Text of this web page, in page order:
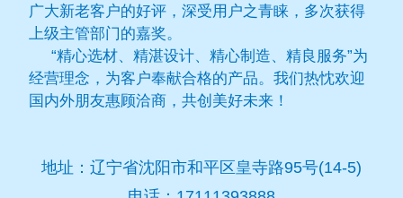
广大新老客户的好评，深受用户之青睐，多次获得
上级主管部门的嘉奖。
“精心选材、精湛设计、精心制造、精良服务”为
经营理念，为客户奉献合格的产品。我们热忱欢迎
国内外朋友惠顾洽商，共创美好未来！
地址：辽宁省沈阳市和平区皇寺路95号(14-5)